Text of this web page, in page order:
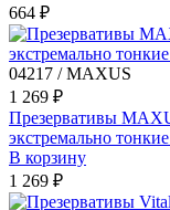
664 ₽
04217 / MAXUS
1 269 ₽
Презервативы
экстремально
В корзину
1 269 ₽